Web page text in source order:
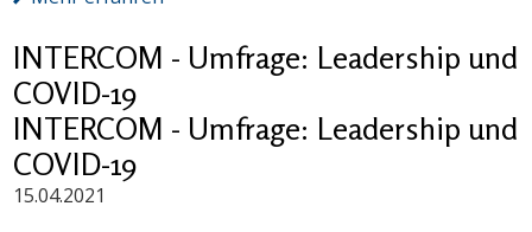
INTERCOM - Umfrage: Leadership und
COVID-19
INTERCOM - Umfrage: Leadership und
COVID-19
15.04.2021